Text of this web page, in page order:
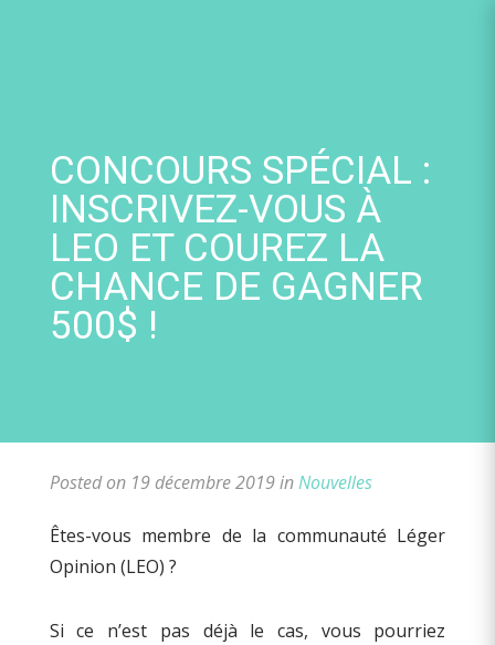
CONCOURS SPÉCIAL :
INSCRIVEZ-VOUS À
LEO ET COUREZ LA
CHANCE DE GAGNER
500$ !
Posted on 19 décembre 2019 inNouvelles
Êtes-vous membre de la communauté Léger
Opinion (LEO) ?
Si ce n’est pas déjà le cas, vous pourriez